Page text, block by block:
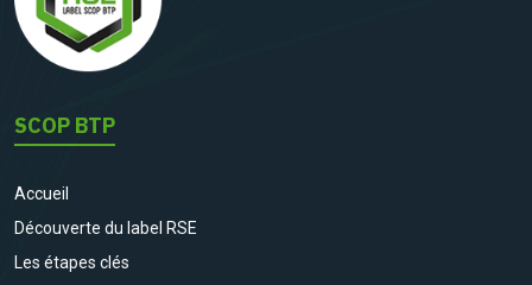
SCOP BTP
Accueil
Découverte du label RSE
Les étapes clés